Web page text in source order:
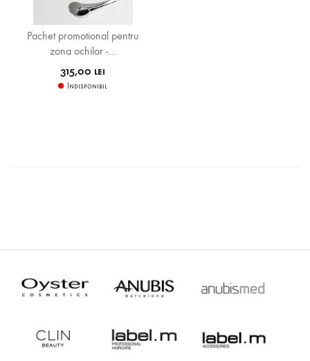
Pachet promotional pentru
zona ochilor -...
315,00 lei
Indisponibil